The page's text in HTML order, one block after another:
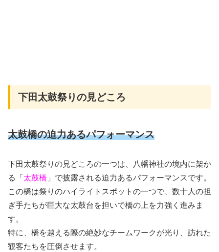
下田太鼓祭りの見どころ
太鼓橋の迫力あるパフォーマンス
下田太鼓祭りの見どころの一つは、八幡神社の境内に架か
る「 太鼓橋 」で披露される迫力あるパフォーマンスです。
この橋は祭りのハイライトスポットの一つで、数十人の担
ぎ手たちが巨大な太鼓台を担いで橋の上を力強く進みま
す。
特に、橋を越える際の絶妙なチームワークが光り、訪れた
観客たちを圧倒させます。